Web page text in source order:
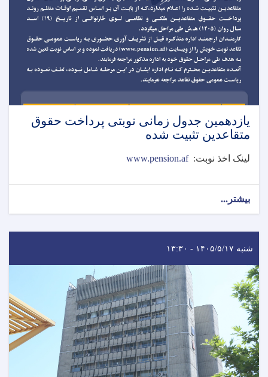
یازدهمین جدول زمانی نوبتی پرداخت حقوق
متقاعدین تثبیت شده
لینک اخذ نوبت: www.pension.af
بیشتر...
شنبه ۱۴۰۵/۵/۱۷ - ۱۳:۳۰